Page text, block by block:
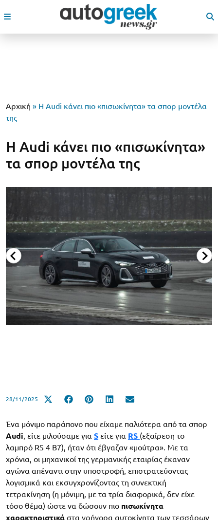
Αρχική » Η Audi κάνει πιο «πισωκίνητα» τα σπορ μοντέλα
της
Η Audi κάνει πιο «πισωκίνητα»
τα σπορ μοντέλα της
28/11/2025
Ένα μόνιμο παράπονο που είχαμε παλιότερα από τα σπορ
Audi, είτε μιλούσαμε για S είτε για RS (εξαίρεση το
λαμπρό RS 4 B7), ήταν ότι έβγαζαν «μούτρα». Με τα
χρόνια, οι μηχανικοί της γερμανικής εταιρίας έκαναν
αγώνα απέναντι στην υποστροφή, επιστρατεύοντας
λογισμικά και εκσυγχρονίζοντας τη συνεκτική
τετρακίνηση (η μόνιμη, με τα τρία διαφορικά, δεν είχε
τόσο θέμα) ώστε να δώσουν πιο πισωκίνητα
χαρακτηριστικά στα γρήγορα αυτοκίνητα των τεσσάρων